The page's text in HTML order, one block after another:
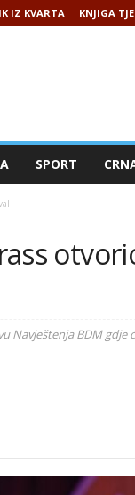
IZ KVARTA KNJIGA
SPORT
Navještenja BDM gdje